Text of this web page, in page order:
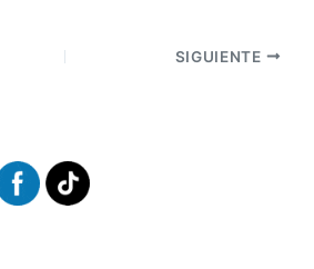
SIGUIENTE